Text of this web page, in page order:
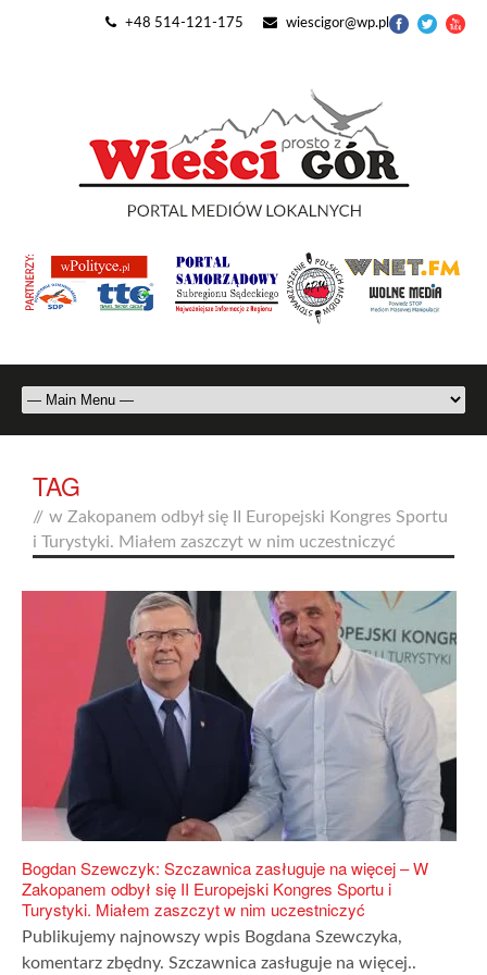
+48 514-121-175 wiescigor@wp.pl
TAG
// w Zakopanem odbył się II Europejski Kongres Sportu
i Turystyki. Miałem zaszczyt w nim uczestniczyć
Bogdan Szewczyk: Szczawnica zasługuje na więcej – W
Zakopanem odbył się II Europejski Kongres Sportu i
Turystyki. Miałem zaszczyt w nim uczestniczyć
Publikujemy najnowszy wpis Bogdana Szewczyka,
komentarz zbędny. Szczawnica zasługuje na więcej..